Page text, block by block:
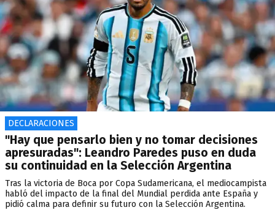
DECLARACIONES
"Hay que pensarlo bien y no tomar decisiones
apresuradas": Leandro Paredes puso en duda
su continuidad en la Selección Argentina
Tras la victoria de Boca por Copa Sudamericana, el mediocampista
habló del impacto de la final del Mundial perdida ante España y
pidió calma para definir su futuro con la Selección Argentina.